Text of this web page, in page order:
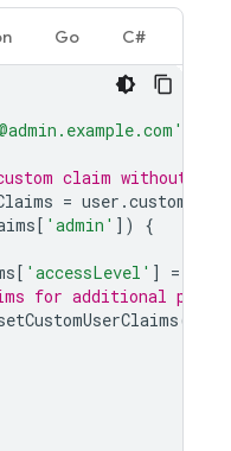
Go C#
claim without
= user .
[ 'admin' ])
{
[ 'accessLevel' ] =
for additional
(